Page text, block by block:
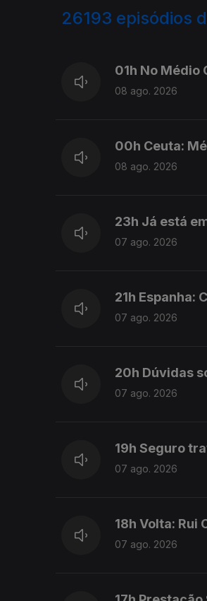
26193 episódios
01h No Médio
08 ago. 2026
00h Ceuta:
08 ago. 2026
23h Já está
07 ago. 2026
21h Espanha:
07 ago. 2026
20h Dúvidas
07 ago. 2026
19h Seguro
07 ago. 2026
18h Volta: Rui
07 ago. 2026